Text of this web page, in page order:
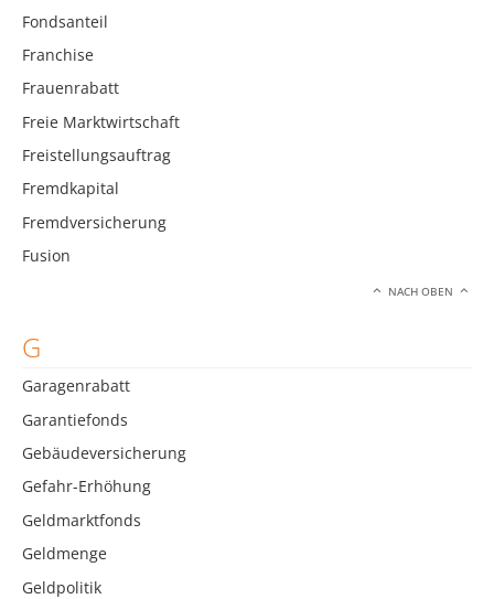
Fondsanteil
Franchise
Frauenrabatt
Freie Marktwirtschaft
Freistellungsauftrag
Fremdkapital
Fremdversicherung
Fusion
NACH OBEN
G
Garagenrabatt
Garantiefonds
Gebäudeversicherung
Gefahr-Erhöhung
Geldmarktfonds
Geldmenge
Geldpolitik